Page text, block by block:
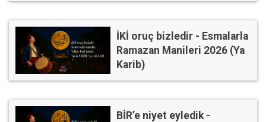
İKİ oruç bizledir - Esmalarla
Ramazan Manileri 2026 (Ya
Karib)
BİR’e niyet eyledik -